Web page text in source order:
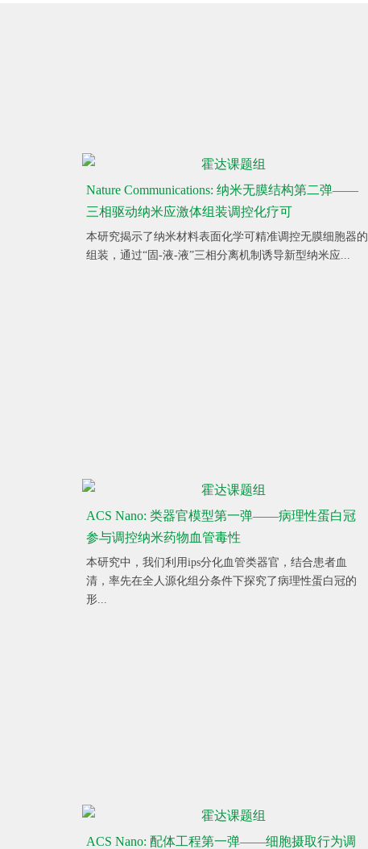
Nature Communications: 纳米无膜结构第二弹——
三相驱动纳米应激体组装调控化疗可
本研究揭示了纳米材料表面化学可精准调控无膜细胞器的
组装，通过“固-液-液”三相分离机制诱导新型纳米应...
ACS Nano: 类器官模型第一弹——病理性蛋白冠
参与调控纳米药物血管毒性
本研究中，我们利用ips分化血管类器官，结合患者血
清，率先在全人源化组分条件下探究了病理性蛋白冠的
形...
ACS Nano: 配体工程第一弹——细胞摄取行为调